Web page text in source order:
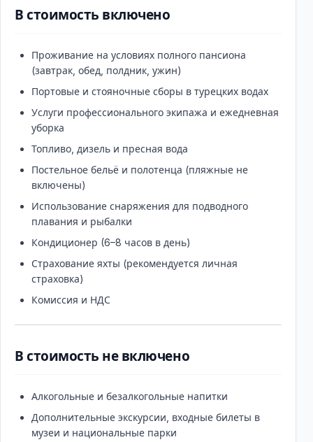
В стоимость включено
Проживание на условиях полного пансиона
(завтрак, обед, полдник, ужин)
Портовые и стояночные сборы в турецких водах
Услуги профессионального экипажа и ежедневная
уборка
Топливо, дизель и пресная вода
Постельное бельё и полотенца (пляжные не
включены)
Использование снаряжения для подводного
плавания и рыбалки
Кондиционер (6–8 часов в день)
Страхование яхты (рекомендуется личная
страховка)
Комиссия и НДС
В стоимость не включено
Алкогольные и безалкогольные напитки
Дополнительные экскурсии, входные билеты в
музеи и национальные парки